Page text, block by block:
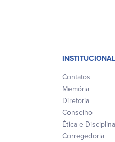
INSTITUCIONAL
Contatos
Memória
Diretoria
Conselho
Ética e Disciplina
Corregedoria